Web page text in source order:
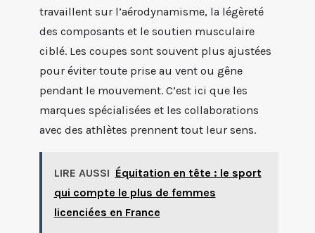
travaillent sur l’aérodynamisme, la légèreté
des composants et le soutien musculaire
ciblé. Les coupes sont souvent plus ajustées
pour éviter toute prise au vent ou gêne
pendant le mouvement. C’est ici que les
marques spécialisées et les collaborations
avec des athlètes prennent tout leur sens.
LIRE AUSSI Équitation en tête : le sport
qui compte le plus de femmes
licenciées en France